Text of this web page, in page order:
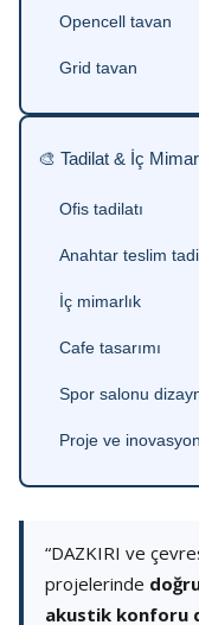
Opencell tavan
Grid tavan
🎨 Tadilat & İç
Ofis tadilatı
Anahtar teslim
İç mimarlık
Cafe tasarımı
Spor salonu
Proje ve inovasyon
“DAZKIRI ve
projelerinde
akustik konforu